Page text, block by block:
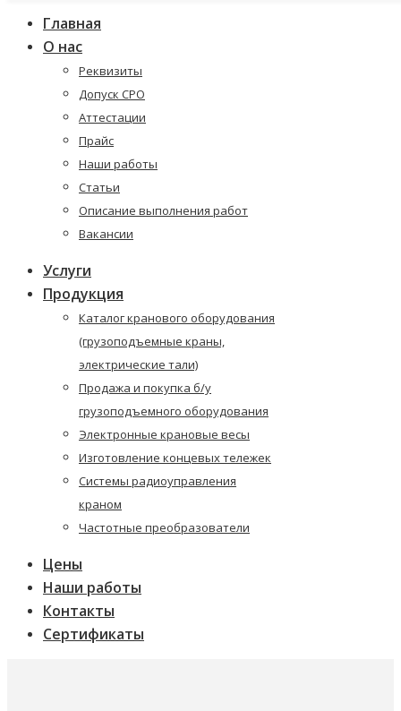
Главная
О нас
Реквизиты
Допуск СРО
Аттестации
Прайс
Наши работы
Статьи
Описание выполнения работ
Вакансии
Услуги
Продукция
Каталог кранового оборудования
(грузоподъемные краны,
электрические тали)
Продажа и покупка б/у
грузоподъемного оборудования
Электронные крановые весы
Изготовление концевых тележек
Системы радиоуправления
краном
Частотные преобразователи
Цены
Наши работы
Контакты
Сертификаты